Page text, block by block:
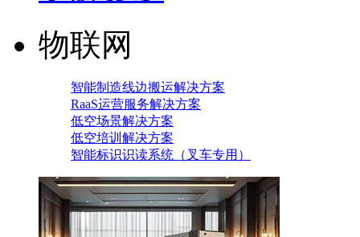
物联网
智能制造线边搬运解决方案
RaaS运营服务解决方案
低空场景解决方案
低空培训解决方案
智能标识识读系统（叉车专用）